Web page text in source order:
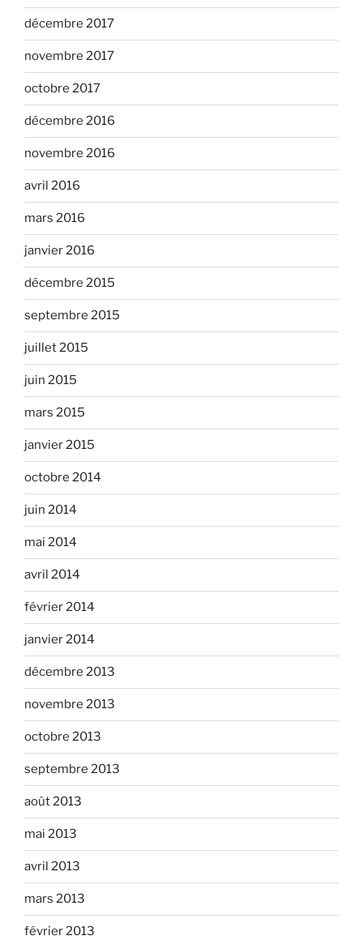
décembre 2017
novembre 2017
octobre 2017
décembre 2016
novembre 2016
avril 2016
mars 2016
janvier 2016
décembre 2015
septembre 2015
juillet 2015
juin 2015
mars 2015
janvier 2015
octobre 2014
juin 2014
mai 2014
avril 2014
février 2014
janvier 2014
décembre 2013
novembre 2013
octobre 2013
septembre 2013
août 2013
mai 2013
avril 2013
mars 2013
février 2013